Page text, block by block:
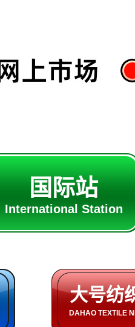
国际站
International Station
大号纺
DAHAO TEXTILE